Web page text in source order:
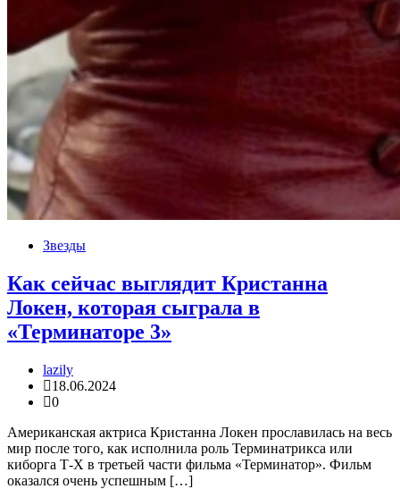
Звезды
Как сейчас выглядит Кристанна
Локен, которая сыграла в
«Терминаторе 3»
lazily
18.06.2024
0
Американская актриса Кристанна Локен прославилась на весь
мир после того, как исполнила роль Терминатрикса или
киборга Т-Х в третьей части фильма «Терминатор». Фильм
оказался очень успешным […]